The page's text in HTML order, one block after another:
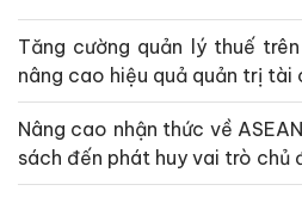
Tăng cường quản lý thuế
nâng cao hiệu quả quản trị tài
Nâng cao nhận thức về
sách đến phát huy vai trò chủ